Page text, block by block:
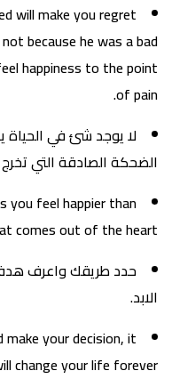
will make you regret
because he was a bad
happiness to the point
of pain.
لا يوجد شئ في الحياة
الضحكة الصادقة التي
you feel happier than
comes out of the heart.
حدد طريقك واعرف
الابد.
your decision, it
change your life forever.